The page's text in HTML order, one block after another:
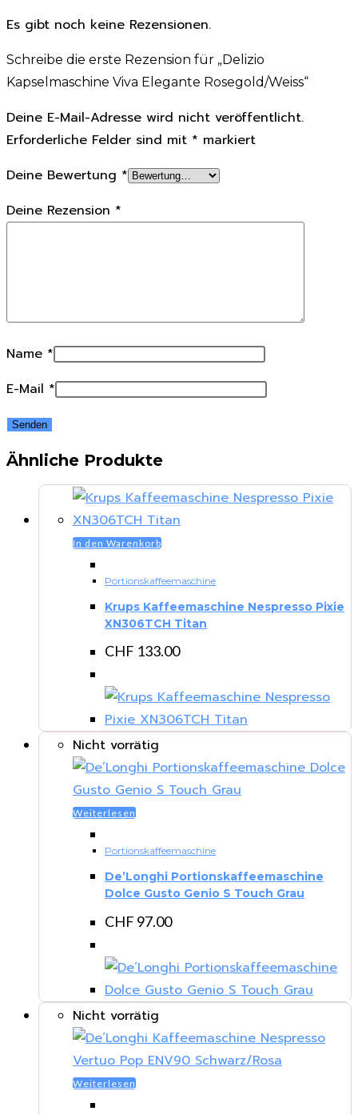
Es gibt noch keine Rezensionen.
Schreibe die erste Rezension für „Delizio
Kapselmaschine Viva Elegante Rosegold/Weiss“
Deine E-Mail-Adresse wird nicht veröffentlicht.
Erforderliche Felder sind mit * markiert
Deine Bewertung *
Deine Rezension *
Name *
E-Mail *
Ähnliche Produkte
In den Warenkorb
Portionskaffeemaschine
Krups Kaffeemaschine Nespresso Pixie
XN306TCH Titan
CHF 133.00
Nicht vorrätig
Weiterlesen
Portionskaffeemaschine
De’Longhi Portionskaffeemaschine
Dolce Gusto Genio S Touch Grau
CHF 97.00
Nicht vorrätig
Weiterlesen